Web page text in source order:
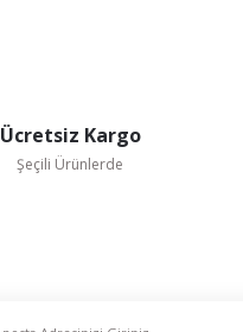
Ücretsiz Kargo
Şeçili Ürünlerde